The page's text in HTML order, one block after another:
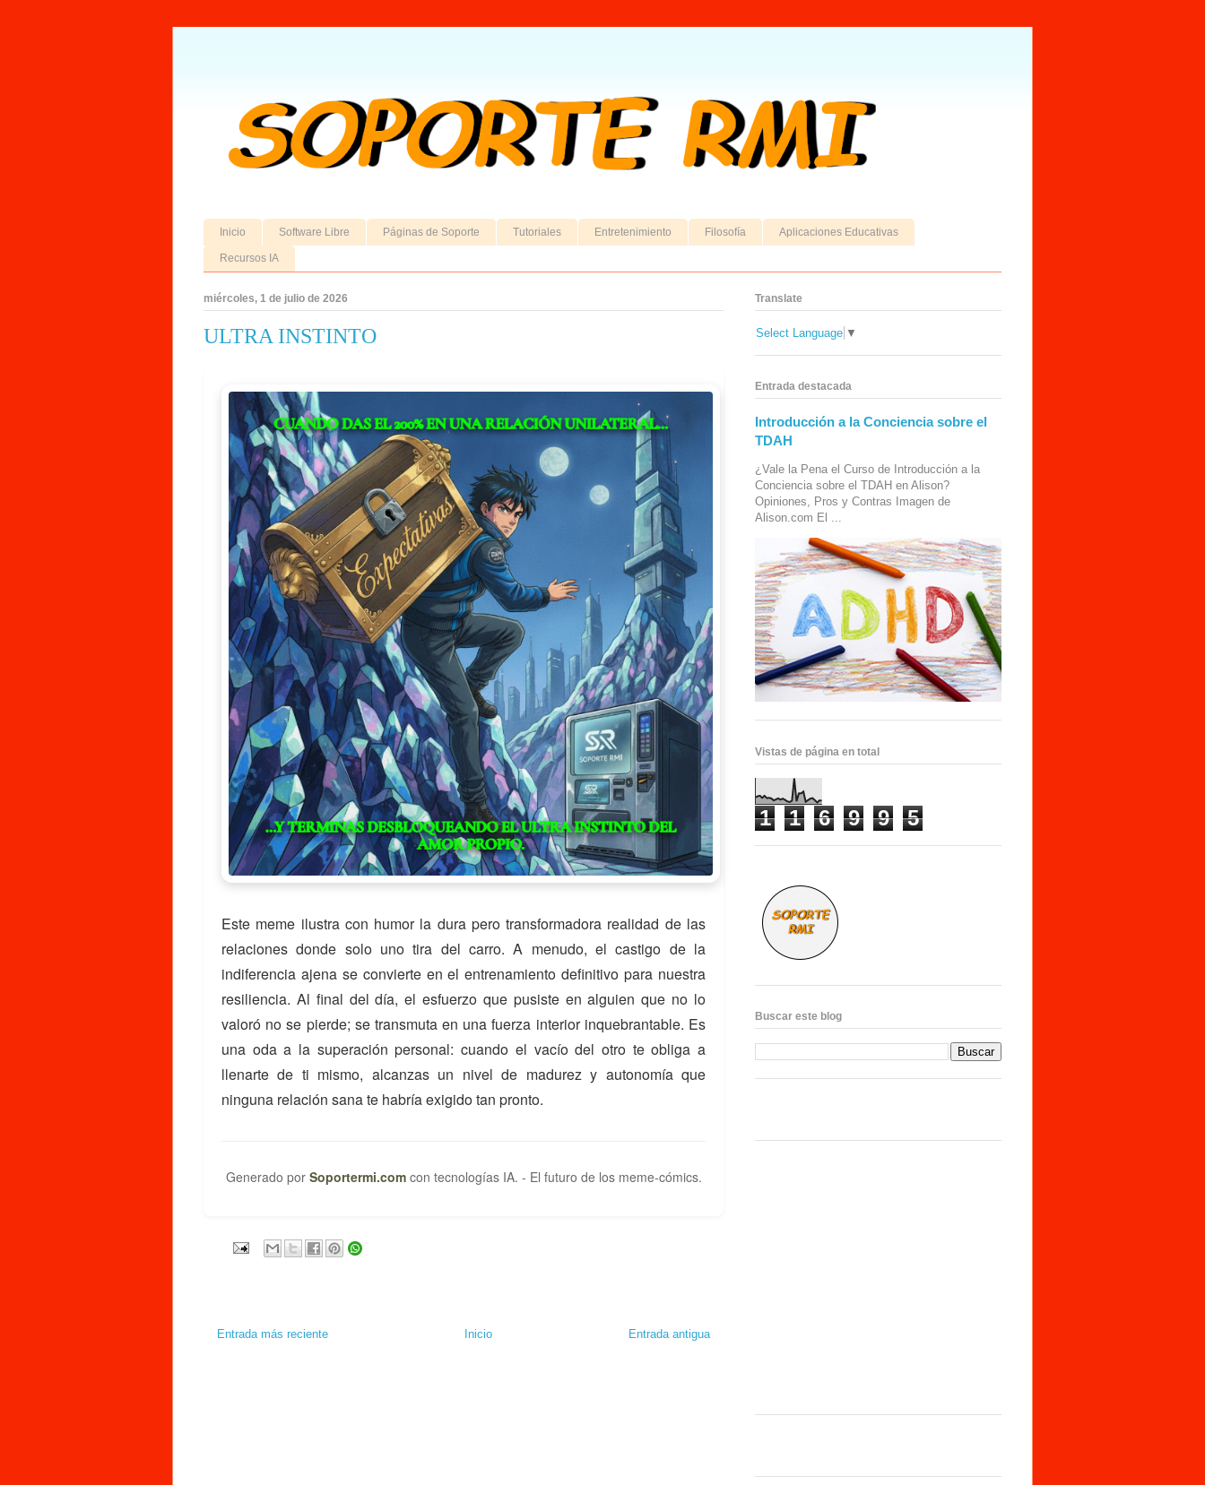
Inicio Software Libre Páginas de Soporte Tutoriales Entretenimiento Filosofía Aplicaciones Educativas
Recursos IA
miércoles, 1 de julio de 2026
ULTRA INSTINTO
Este meme ilustra con humor la dura pero transformadora realidad de las
relaciones donde solo uno tira del carro. A menudo, el castigo de la
indiferencia ajena se convierte en el entrenamiento definitivo para nuestra
resiliencia. Al final del día, el esfuerzo que pusiste en alguien que no lo
valoró no se pierde; se transmuta en una fuerza interior inquebrantable. Es
una oda a la superación personal: cuando el vacío del otro te obliga a
llenarte de ti mismo, alcanzas un nivel de madurez y autonomía que
ninguna relación sana te habría exigido tan pronto.
Generado por Soportermi.comcon tecnologías IA. - El futuro de los meme-cómics.
Entrada más reciente Entrada antigua
Inicio
Translate
Select Language ▼
Entrada destacada
Introducción a la Conciencia sobre el
TDAH
¿Vale la Pena el Curso de Introducción a la
Conciencia sobre el TDAH en Alison?
Opiniones, Pros y Contras Imagen de
Alison.com El ...
Vistas de página en total
1 1 6 9 9 5
Buscar este blog